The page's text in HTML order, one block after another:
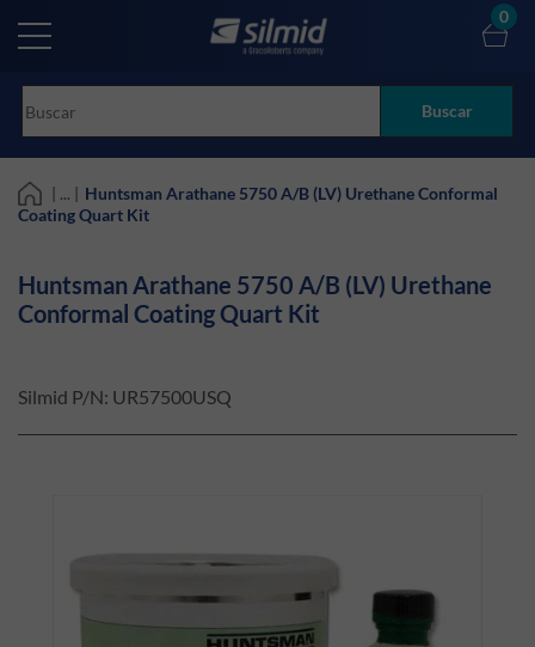
main
Buscar
0
| ... | Huntsman Arathane 5750 A/B (LV) Urethane Conformal
Coating Quart Kit
Huntsman Arathane 5750 A/B (LV) Urethane
Conformal Coating Quart Kit
Silmid P/N: UR57500USQ